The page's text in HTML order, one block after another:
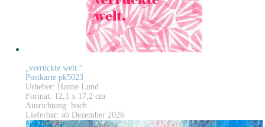
„verrückte welt.“
Postkarte pk5023
Urheber: Hanne Lund
Format: 12,1 x 17,2 cm
Ausrichtung: hoch
Lieferbar: ab Dezember 2026